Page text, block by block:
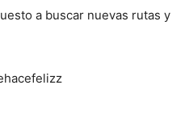
a buscar nuevas rutas y